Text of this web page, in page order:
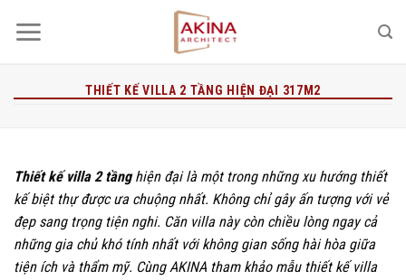
qua
THIẾT KẾ VILLA 2 TẦNG HIỆN ĐẠI 317M2
Thiết kế villa 2 tầnghiện đại là một trong những xu hướng thiết
kế biệt thự được ưa chuộng nhất. Không chỉ gây ấn tượng với vẻ
đẹp sang trọng tiện nghi. Căn villa này còn chiều lòng ngay cả
những gia chủ khó tính nhất với không gian sống hài hòa giữa
tiện ích và thẩm mỹ. Cùng AKINA tham khảo mẫu thiết kế villa